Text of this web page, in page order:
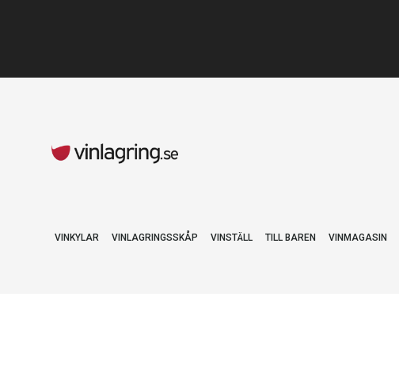
VINKYLAR VINLAGRINGSSKÅP VINSTÄLL TILL BAREN VINMAGASIN